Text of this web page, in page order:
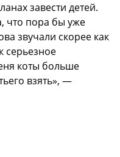
завести детей.
что пора бы уже
звучали скорее как
серьезное
коты больше
взять», —